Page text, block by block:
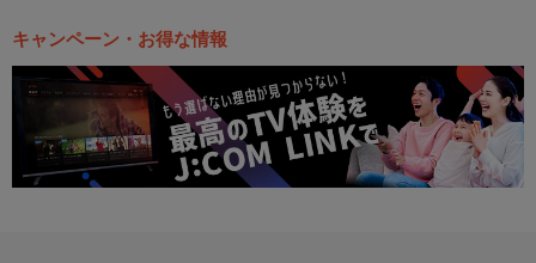
キャンペーン・お得な情報